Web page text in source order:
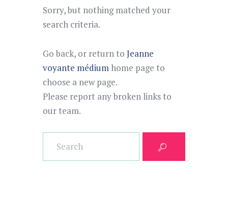
Sorry, but nothing matched your
search criteria.
Go back, or return to Jeanne
voyante médium home page to
choose a new page.
Please report any broken links to
our team.